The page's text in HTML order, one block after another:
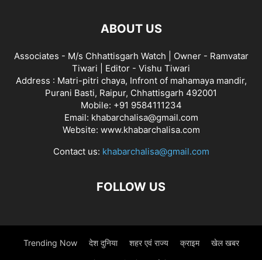
ABOUT US
Associates - M/s Chhattisgarh Watch | Owner - Ramvatar
Tiwari | Editor - Vishu Tiwari
Address : Matri-pitri chaya, Infront of mahamaya mandir,
Purani Basti, Raipur, Chhattisgarh 492001
Mobile: +91 9584111234
Email: khabarchalisa@gmail.com
Website: www.khabarchalisa.com
Contact us: khabarchalisa@gmail.com
FOLLOW US
Trending Now देश दुनिया शहर एवं राज्य क्राइम खेल खबर